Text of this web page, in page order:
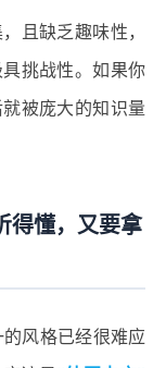
且缺乏趣味性，
挑战性。如果你
被庞大的知识量
得懂，又要拿
风格已经很难应